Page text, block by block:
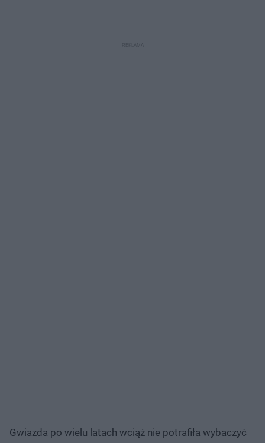
Gwiazda po wielu latach wciąż nie potrafiła wybaczyć